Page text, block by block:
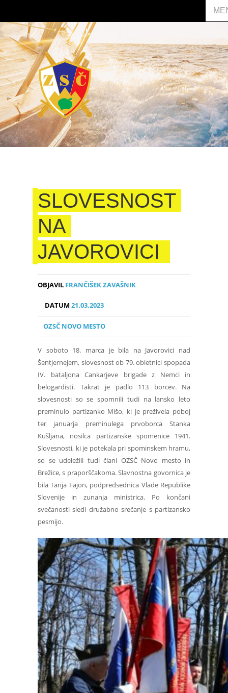
SLOVESNOST
NA
JAVOROVICI
OBJAVIL FRANČIŠEK ZAVAŠNIK
DATUM21.03.2023
OZSČ NOVO MESTO
V soboto 18. marca je bila na Javorovici nad
Šentjernejem, slovesnost ob 79. obletnici spopada
IV. bataljona Cankarjeve brigade z Nemci in
belogardisti. Takrat je padlo 113 borcev. Na
slovesnosti so se spomnili tudi na lansko leto
preminulo partizanko Mišo, ki je preživela poboj
ter januarja preminulega prvoborca Stanka
Kušljana, nosilca partizanske spomenice 1941.
Slovesnosti, ki je potekala pri spominskem hramu,
so se udeležili tudi člani OZSČ Novo mesto in
Brežice, s praporščakoma. Slavnostna govornica je
bila Tanja Fajon, podpredsednica Vlade Republike
Slovenije in zunanja ministrica. Po končani
svečanosti sledi družabno srečanje s partizansko
pesmijo.